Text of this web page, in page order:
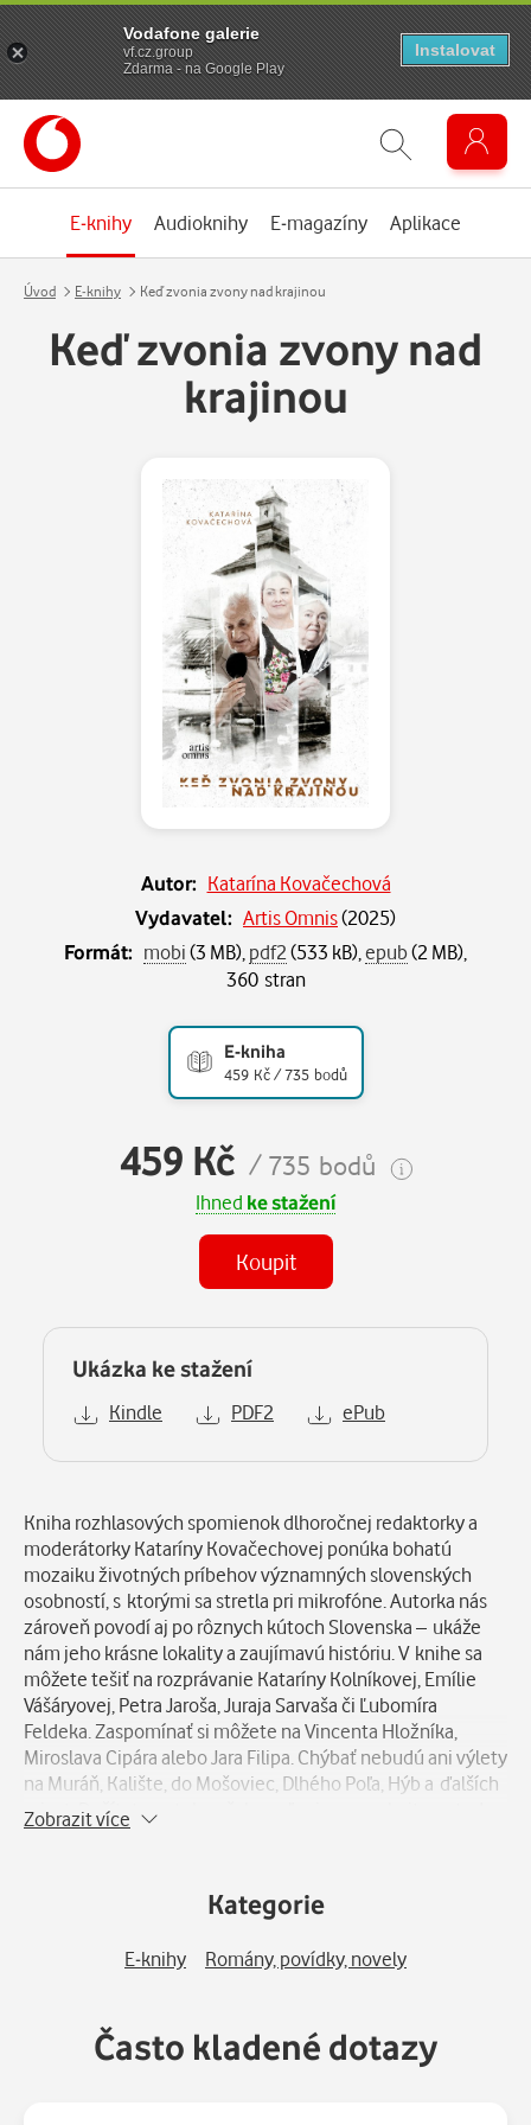
E-knihy Audioknihy E-magazíny Aplikace
Úvod E-knihy Keď zvonia zvony nad krajinou
Keď zvonia zvony nad
krajinou
Autor: Katarína Kovačechová
Vydavatel: Artis Omnis(2025)
Formát: mobi(3 MB), pdf2(533 kB), epub(2 MB),
360 stran
E-kniha
459 Kč / 735 bodů
459 Kč / 735 bodů
Ihned ke stažení
Koupit
Ukázka ke stažení
Kindle PDF2 ePub
Popis
Kniha rozhlasových spomienok dlhoročnej redaktorky a
moderátorky Kataríny Kovačechovej ponúka bohatú
mozaiku životných príbehov významných slovenských
osobností, s ktorými sa stretla pri mikrofóne. Autorka nás
zároveň povodí aj po rôznych kútoch Slovenska – ukáže
nám jeho krásne lokality a zaujímavú históriu. V knihe sa
môžete tešiť na rozprávanie Kataríny Kolníkovej, Emílie
Vášáryovej, Petra Jaroša, Juraja Sarvaša či Ľubomíra
Feldeka. Zaspomínať si môžete na Vincenta Hložníka,
Miroslava Cipára alebo Jara Filipa. Chýbať nebudú ani výlety
na Muráň, Kalište, do Mošoviec, Dlhého Poľa, Hýb a ďalších
miest. Dočítate sa toho však oveľa viac – nechajte sa teda
unášať zvukom zvonov, ktorý sa rozlieha nad krajinou...
Zobrazit více
Kategorie
E-knihy Romány, povídky, novely
Často kladené dotazy
Vodafone galerie
vf.cz.group
Zdarma - na Google Play
Instalovat